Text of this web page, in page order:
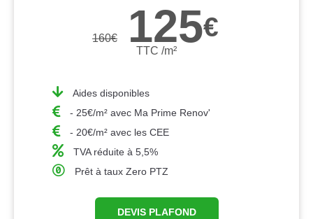
160€ 125€
TTC /m²
Aides disponibles
- 25€/m² avec Ma Prime Renov'
- 20€/m² avec les CEE
TVA réduite à 5,5%
Prêt à taux Zero PTZ
DEVIS PLAFOND